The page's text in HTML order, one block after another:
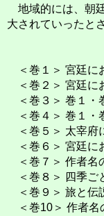
地域的には、朝
大されていったと
＜巻１＞ 宮廷に
＜巻２＞ 宮廷に
＜巻３＞ 巻１・
＜巻４＞ 巻１・
＜巻５＞ 太宰府
＜巻６＞ 宮廷に
＜巻７＞ 作者名
＜巻８＞ 四季ご
＜巻９＞ 旅と伝
＜巻10＞ 作者名